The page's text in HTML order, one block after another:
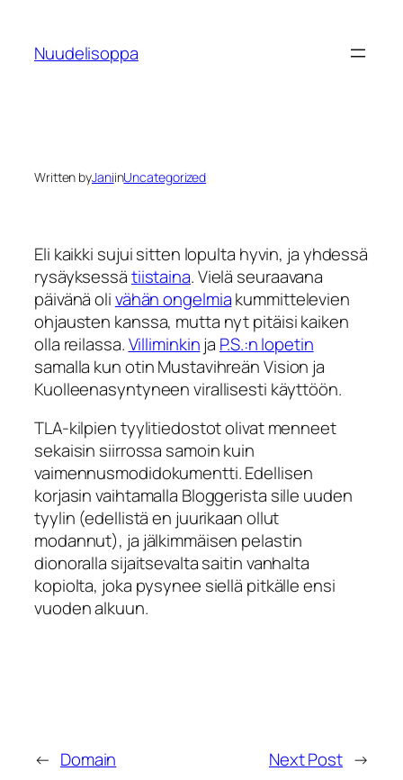
content
Nuudelisoppa
Written byJaniinUncategorized
Eli kaikki sujui sitten lopulta hyvin, ja yhdessä
rysäyksessätiistaina. Vielä seuraavana
päivänä olivähän ongelmiakummittelevien
ohjausten kanssa, mutta nyt pitäisi kaiken
olla reilassa.Villiminkinja P.S.:n lopetin
samalla kun otin Mustavihreän Vision ja
Kuolleenasyntyneen virallisesti käyttöön.
TLA-kilpien tyylitiedostot olivat menneet
sekaisin siirrossa samoin kuin
vaimennusmodidokumentti. Edellisen
korjasin vaihtamalla Bloggerista sille uuden
tyylin (edellistä en juurikaan ollut
modannut), ja jälkimmäisen pelastin
dionoralla sijaitsevalta saitin vanhalta
kopiolta, joka pysynee siellä pitkälle ensi
vuoden alkuun.
← Domain Next Post →